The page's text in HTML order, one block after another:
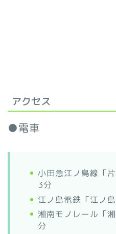
アクセス
●電車
小田急江ノ島線「
3分
江ノ島電鉄「江ノ
湘南モノレール「
分